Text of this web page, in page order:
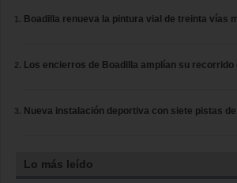
Boadilla renueva la pintura vial de treinta vías
Los encierros de Boadilla amplían su
Nueva instalación deportiva con siete pistas de
Lo más leído